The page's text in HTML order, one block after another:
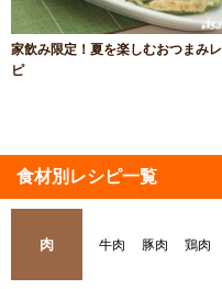
家飲み限定！夏を楽しむおつまみ
ピ
食材別レシピ一覧
肉 牛肉 豚肉 鶏肉